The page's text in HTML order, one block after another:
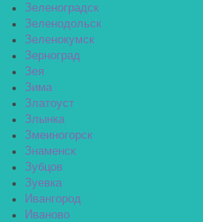
Зеленоградск
Зеленодольск
Зеленокумск
Зерноград
Зея
Зима
Златоуст
Злынка
Змеиногорск
Знаменск
Зубцов
Зуевка
Ивангород
Иваново